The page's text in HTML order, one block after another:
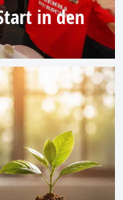
in den